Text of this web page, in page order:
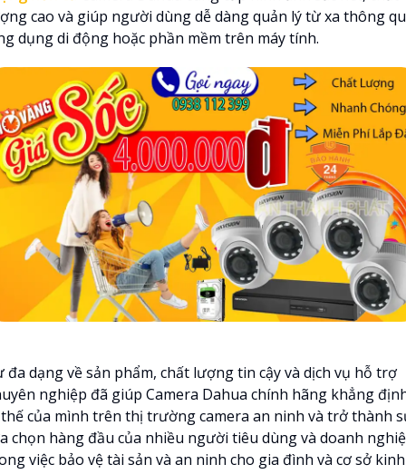
cao và giúp người dùng dễ dàng quản lý từ xa thông
dụng di động hoặc phần mềm trên máy tính.
đa dạng về sản phẩm, chất lượng tin cậy và dịch vụ hỗ trợ
nghiệp đã giúp Camera Dahua chính hãng khẳng
của mình trên thị trường camera an ninh và trở thành
chọn hàng đầu của nhiều người tiêu dùng và doanh
việc bảo vệ tài sản và an ninh cho gia đình và cơ sở kinh